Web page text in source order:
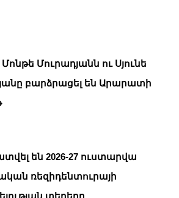
Մուրադյանն ու Սյունե
բարձրացել են Արարատի
են 2026-27 ուստարվա
ռեզիդենտուրայի